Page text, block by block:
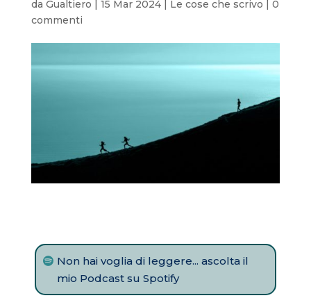
da Gualtiero | 15 Mar 2024| Le cose che scrivo | 0
commenti
Non hai voglia di leggere... ascolta il
mio Podcast su Spotify